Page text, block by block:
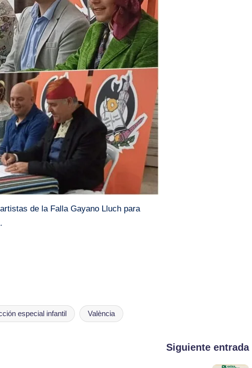
de la Falla Gayano Lluch para
especial infantil València
Siguiente entrada